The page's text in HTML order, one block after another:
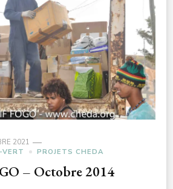
2021
VERT PROJETS CHEDA
– Octobre 2014